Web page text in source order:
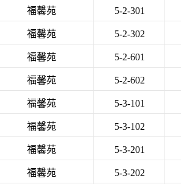
福馨苑 5-2-301
福馨苑 5-2-302
福馨苑 5-2-601
福馨苑 5-2-602
福馨苑 5-3-101
福馨苑 5-3-102
福馨苑 5-3-201
福馨苑 5-3-202